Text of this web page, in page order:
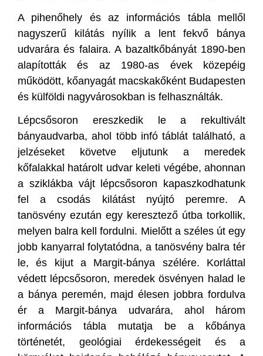
A pihenőhely és az információs tábla mellől
nagyszerű kilátás nyílik a lent fekvő bánya
udvarára és falaira. A bazaltkőbányát 1890-ben
alapították és az 1980-as évek közepéig
működött, kőanyagát macskakőként Budapesten
és külföldi nagyvárosokban is felhasználták.
Lépcsősoron ereszkedik le a rekultivált
bányaudvarba, ahol több infó táblát található, a
jelzéseket követve eljutunk a meredek
kőfalakkal határolt udvar keleti végébe, ahonnan
a sziklákba vájt lépcsősoron kapaszkodhatunk
fel a csodás kilátást nyújtó peremre. A
tanösvény ezután egy keresztező útba torkollik,
melyen balra kell fordulni. Mielőtt a széles út egy
jobb kanyarral folytatódna, a tanösvény balra tér
le, és kijut a Margit-bánya szélére. Korláttal
védett lépcsősoron, meredek ösvényen halad le
a bánya peremén, majd élesen jobbra fordulva
ér a Margit-bánya udvarára, ahol három
információs tábla mutatja be a kőbánya
történetét, geológiai érdekességeit és a